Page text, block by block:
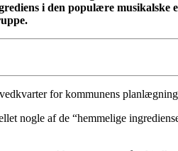
i den populære
for kommunens
nogle af de “hemmelige